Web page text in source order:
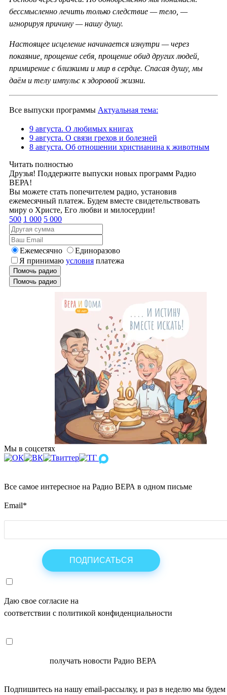
бессмысленно лечить только следствие — тело, —
игнорируя причину — нашу душу.
Настоящее исцеление начинается изнутри — через
покаяние, прощение себя, прощение обид других людей,
примирение с близкими и мир в сердце. Спасая душу, мы
даём и телу импульс к здоровой жизни.
Все выпуски программы Актуальная тема:
9 августа. О любимых книгах
9 августа. О связи грехов и болезней
8 августа. Об отношении христианина к животным
Читать полностью
Друзья! Поддержите выпуски новых программ Радио
ВЕРА!
Вы можете стать попечителем радио, установив
ежемесячный платеж. Будем вместе свидетельствовать
миру о Христе, Его любви и милосердии!
500 1 000 5 000
Ежемесячно
Единоразово
Я принимаю условия платежа
Помочь радио
Помочь радио
Мы в соцсетях
Все самое интересное на Радио ВЕРА в одном письме
Email*
Даю свое согласие на
соответствии с политикой конфиденциальности
получать новости Радио ВЕРА
Подпишитесь на нашу email-рассылку, и раз в неделю мы будем